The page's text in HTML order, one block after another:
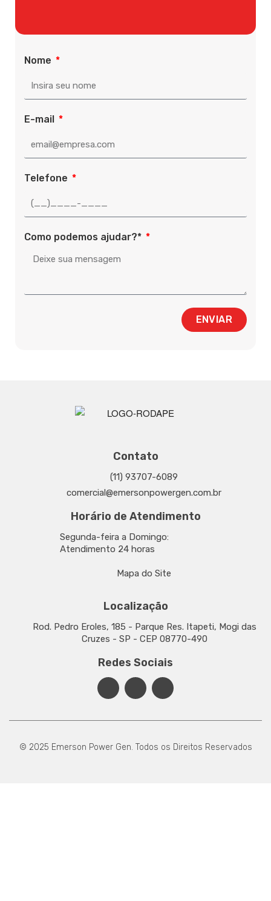
Nome
E-mail
Telefone
Como podemos ajudar?*
ENVIAR
Contato
(11) 93707-6089
comercial@emersonpowergen.com.br
Horário de Atendimento
Segunda-feira a Domingo:
Atendimento 24 horas
Mapa do Site
Localização
Rod. Pedro Eroles, 185 - Parque Res. Itapeti, Mogi das
Cruzes - SP - CEP 08770-490
Redes Sociais
© 2025 Emerson Power Gen. Todos os Direitos Reservados